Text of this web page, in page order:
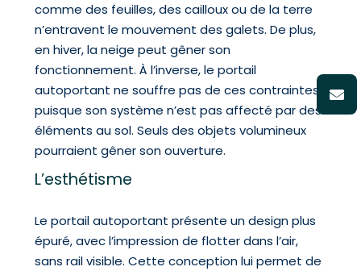
comme des feuilles, des cailloux ou de la terre
n’entravent le mouvement des galets. De plus,
en hiver, la neige peut gêner son
fonctionnement. À l’inverse, le portail
autoportant ne souffre pas de ces contraintes,
puisque son système n’est pas affecté par des
éléments au sol. Seuls des objets volumineux
pourraient gêner son ouverture.
L’esthétisme
Le portail autoportant présente un design plus
épuré, avec l’impression de flotter dans l’air,
sans rail visible. Cette conception lui permet de